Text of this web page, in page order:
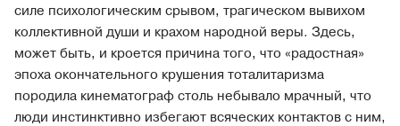
силе психологическим срывом, трагическом вывихом
коллективной души и крахом народной веры. Здесь,
может быть, и кроется причина того, что «радостная»
эпоха окончательного крушения тоталитаризма
породила кинематограф столь небывало мрачный, что
люди инстинктивно избегают всяческих контактов с ним,